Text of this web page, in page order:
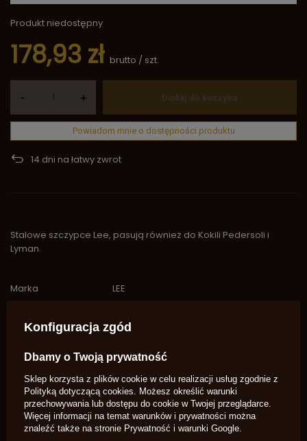
Produkt niedostępny
178,93 zł brutto / szt.
- + Dodaj do koszyka
Powiadom mnie o dostępności produktu
14 dni na łatwy zwrot
Stalowe szczypce Lee, pasują również do Kokili Pedersoli i
Lyman.
Marka
LEE
Kaliber Więcej x
Potrzebujesz pomocy? Masz pytania?
Zadaj pytanie a my odpowiemy
niezwłocznie, najciekawsze pytania i
odpowiedzi publikując dla innych.
Zadaj pytanie
OPINIE O SZCZYPCE DO KOKIL (LEE)
Konfiguracja zgód
Dbamy o Twoją prywatność
Sklep korzysta z plików cookie w celu realizacji usług zgodnie z
Polityką dotyczącą cookies . Możesz określić warunki
przechowywania lub dostępu do cookie w Twojej przeglądarce.
Więcej informacji na temat warunków i prywatności można
znaleźć także na stronie Prywatność i warunki Google